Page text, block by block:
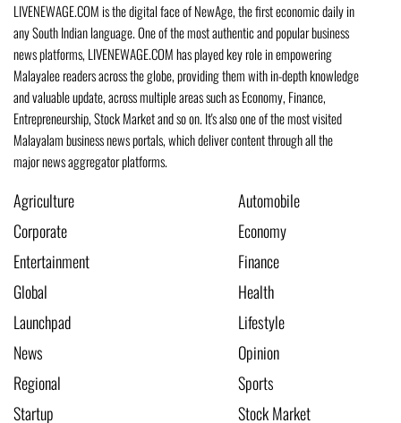
LIVENEWAGE.COM is the digital face of NewAge, the first economic daily in
any South Indian language. One of the most authentic and popular business
news platforms, LIVENEWAGE.COM has played key role in empowering
Malayalee readers across the globe, providing them with in-depth knowledge
and valuable update, across multiple areas such as Economy, Finance,
Entrepreneurship, Stock Market and so on. It's also one of the most visited
Malayalam business news portals, which deliver content through all the
major news aggregator platforms.
Agriculture
Automobile
Corporate
Economy
Entertainment
Finance
Global
Health
Launchpad
Lifestyle
News
Opinion
Regional
Sports
Startup
Stock Market